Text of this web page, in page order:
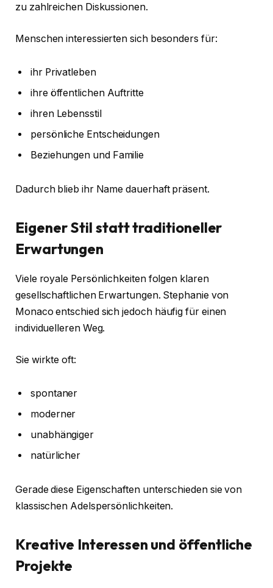
zu zahlreichen Diskussionen.
Menschen interessierten sich besonders für:
ihr Privatleben
ihre öffentlichen Auftritte
ihren Lebensstil
persönliche Entscheidungen
Beziehungen und Familie
Dadurch blieb ihr Name dauerhaft präsent.
Eigener Stil statt traditioneller
Erwartungen
Viele royale Persönlichkeiten folgen klaren
gesellschaftlichen Erwartungen. Stephanie von
Monaco entschied sich jedoch häufig für einen
individuelleren Weg.
Sie wirkte oft:
spontaner
moderner
unabhängiger
natürlicher
Gerade diese Eigenschaften unterschieden sie von
klassischen Adelspersönlichkeiten.
Kreative Interessen und öffentliche
Projekte